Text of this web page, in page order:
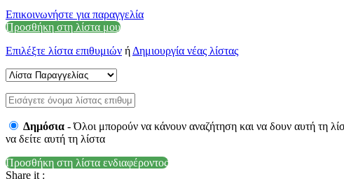
Επικοινωνήστε για παραγγελία
Προσθήκη στη λίστα μου
Επιλέξτε λίστα επιθυμιών ή Δημιουργία νέας λίστας
Δημόσια - Όλοι μπορούν να κάνουν αναζήτηση και να δουν αυτή τη
να δείτε αυτή τη λίστα
Προσθήκη στη λίστα ενδιαφέροντος
Share it :